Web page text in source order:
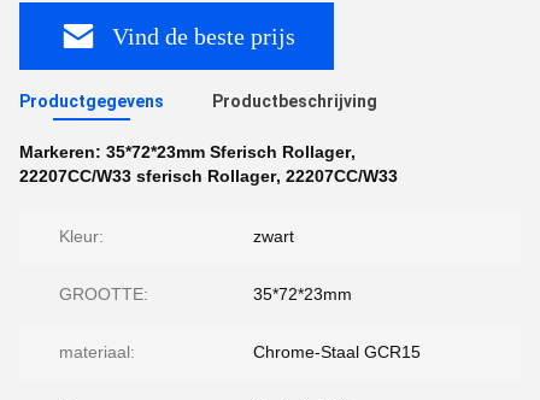
Vind de beste prijs
Productgegevens Productbeschrijving
Markeren: 35*72*23mm Sferisch Rollager,
22207CC/W33 sferisch Rollager, 22207CC/W33
Kleur: zwart
GROOTTE: 35*72*23mm
materiaal: Chrome-Staal GCR15